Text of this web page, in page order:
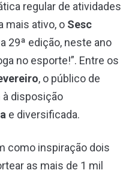
regular de atividades
mais ativo, o Sesc
29ª edição, neste ano
no esporte!”. Entre os
, o público de
disposição
e diversificada.
como inspiração dois
as mais de 1 mil